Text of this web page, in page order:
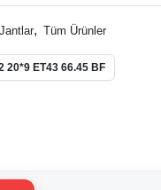
, Tüm Ürünler
20*9 ET43 66.45 BF